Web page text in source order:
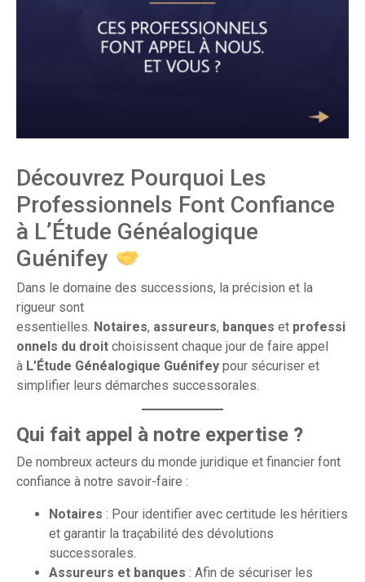
Découvrez Pourquoi Les
Professionnels Font Confiance
à L’Étude Généalogique
Guénifey
Dans le domaine des successions, la précision et la
rigueur sont
essentielles. Notaires, assureurs, banques et professi
onnels du droit choisissent chaque jour de faire appel
à L’Étude Généalogique Guénifey pour sécuriser et
simplifier leurs démarches successorales.
Qui fait appel à notre expertise ?
De nombreux acteurs du monde juridique et financier font
confiance à notre savoir-faire :
Notaires : Pour identifier avec certitude les héritiers
et garantir la traçabilité des dévolutions
successorales.
Assureurs et banques : Afin de sécuriser les